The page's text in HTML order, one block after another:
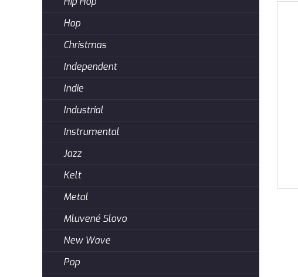
Hop
Christmas
Independent
Indie
Industrial
Instrumental
Jazz
Kelt
Metal
Mluvené Slovo
New Wave
Pop